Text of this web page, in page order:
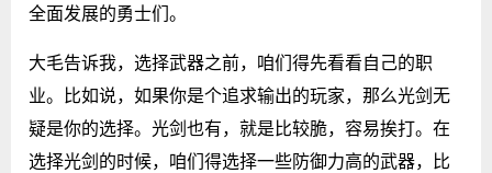
全面发展的勇士们。
大毛告诉我，选择武器之前，咱们得先看看自己的职
业。比如说，如果你是个追求输出的玩家，那么光剑无
疑是你的选择。光剑也有，就是比较脆，容易挨打。在
选择光剑的时候，咱们得选择一些防御力高的武器，比